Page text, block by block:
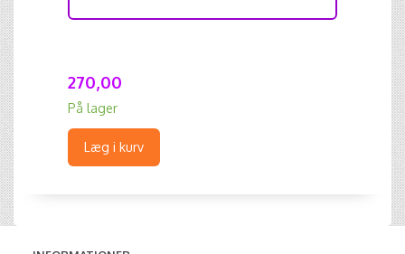
270,00
På lager
Læg i kurv